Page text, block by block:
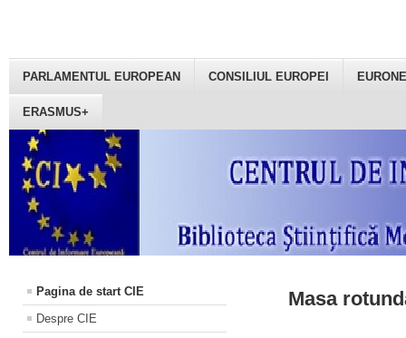
PARLAMENTUL EUROPEAN CONSILIUL EUROPEI
ERASMUS+
Pagina de start CIE
Despre CIE
Masa